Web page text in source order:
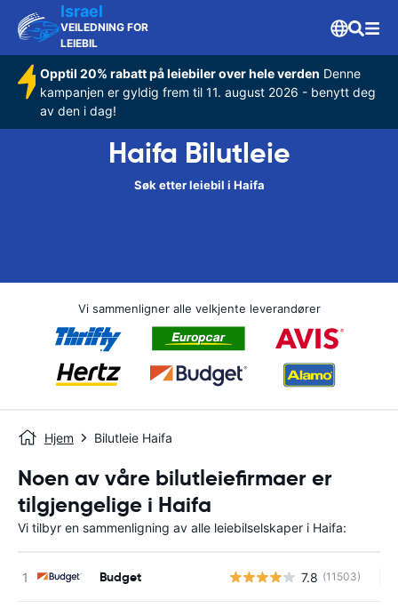
Israel
VEILEDNING FOR
LEIEBIL
Opptil 20% rabatt på leiebiler over hele verden Denne
kampanjen er gyldig frem til 11. august 2026 - benytt deg
av den i dag!
Haifa Bilutleie
Søk etter leiebil i Haifa
Vi sammenligner alle velkjente leverandører
Hjem Bilutleie Haifa
Noen av våre bilutleiefirmaer er
tilgjengelige i Haifa
Vi tilbyr en sammenligning av alle leiebilselskaper i Haifa:
Budget 7.8 (11503)